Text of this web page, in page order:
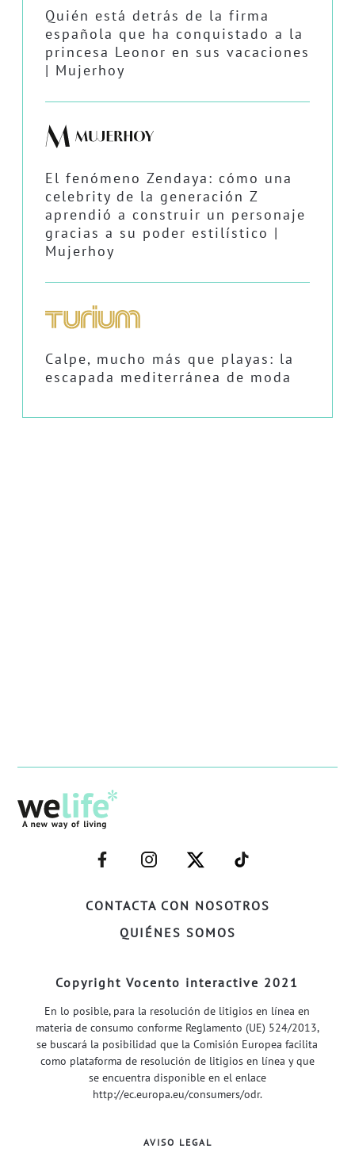
Quién está detrás de la firma
española que ha conquistado a la
princesa Leonor en sus vacaciones
| Mujerhoy
El fenómeno Zendaya: cómo una
celebrity de la generación Z
aprendió a construir un personaje
gracias a su poder estilístico |
Mujerhoy
Calpe, mucho más que playas: la
escapada mediterránea de moda
CONTACTA CON NOSOTROS
QUIÉNES SOMOS
–
FACEBOOK–
–
INSTAGRAM–
–
TWITTER–
–
WELIFE–
Copyright Vocento interactive 2021
En lo posible, para la resolución de litigios en línea en
materia de consumo conforme Reglamento (UE) 524/2013,
se buscará la posibilidad que la Comisión Europea facilita
como plataforma de resolución de litigios en línea y que
se encuentra disponible en el enlace
http://ec.europa.eu/consumers/odr.
AVISO LEGAL